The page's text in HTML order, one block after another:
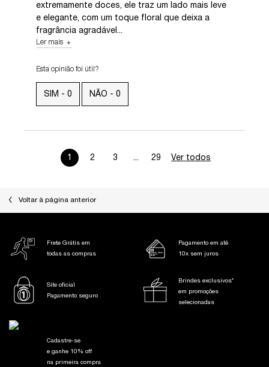
extremamente doces, ele traz um lado mais leve
e elegante, com um toque floral que deixa a
fragrância agradável...
Ler mais
Esta opinião foi útil?
SIM - 0 NÃO - 0
Page 1 of 29. Current page
1 2 3 ... 29 Ver todos
Voltar à página anterior
Frete Grátis em
todas as compras
Pagamento em até
10x sem juros
Site oficial
Pagamento seguro
Brindes exclusivos*
em promoções
selecionadas
Cadastre-se
e ganhe 10% off
na primeira compra